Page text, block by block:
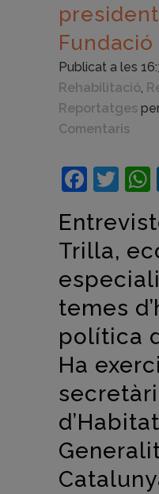
Publicat a les
Rehabilitació,
Reportatges
Comentaris
Trilla,
temes
política
Ha